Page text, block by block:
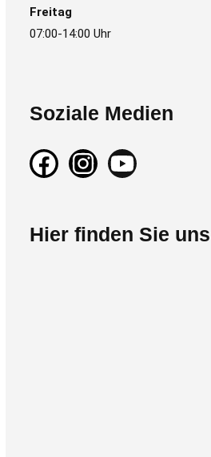
Freitag
07:00-14:00 Uhr
Soziale Medien
Hier finden Sie uns